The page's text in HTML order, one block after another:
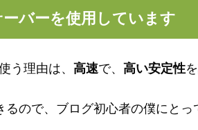
バーを使用しています
う理由は、 高速で、 高い安定性
るので、ブログ初心者の僕にと